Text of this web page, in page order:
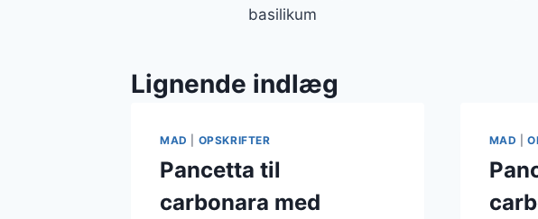
basilikum
Lignende indlæg
MAD OPSKRIFTER
Pancetta til
carbonara med
MAD |